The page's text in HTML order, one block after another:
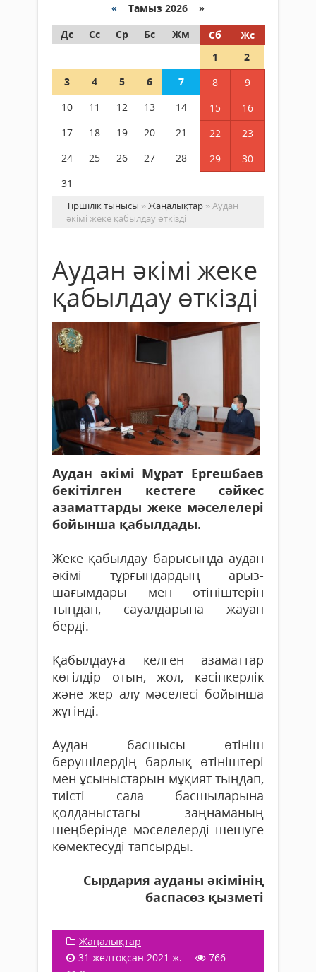
« Тамыз 2026 »
Дс
Сс Ср Бс Жм Сб
Жс
1
2
3
4 5 6 7 8
9
10
11 12 13 14 15
16
17
18 19 20 21 22
23
24
25 26 27 28 29
30
31
Тіршілік тынысы »Жаңалықтар » Аудан
әкімі жеке қабылдау өткізді
Аудан әкімі жеке
қабылдау өткізді
Аудан әкімі Мұрат Ергешбаев
бекітілген кестеге сәйкес
азаматтарды жеке мәселелері
бойынша қабылдады.
Жеке қабылдау барысында аудан
әкімі тұрғындардың арыз-
шағымдары мен өтініштерін
тыңдап, сауалдарына жауап
берді.
Қабылдауға келген азаматтар
көгілдір отын, жол, кәсіпкерлік
және жер алу мәселесі бойынша
жүгінді.
Аудан басшысы өтініш
берушілердің барлық өтініштері
мен ұсыныстарын мұқият тыңдап,
тиісті сала басшыларына
қолданыстағы заңнаманың
шеңберінде мәселелерді шешуге
көмектесуді тапсырды.
Сырдария ауданы әкімінің
баспасөз қызметі
Жаңалықтар
31 желтоқсан 2021 ж.
766